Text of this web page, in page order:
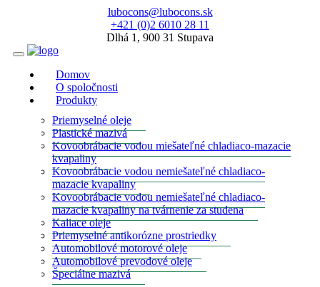
lubocons@lubocons.sk
+421 (0)2 6010 28 11
Dlhá 1, 900 31 Stupava
Domov
O spoločnosti
Produkty
Priemyselné oleje
Plastické mazivá
Kovoobrábacie vodou miešateľné chladiaco-mazacie
kvapaliny
Kovoobrábacie vodou nemiešateľné chladiaco-
mazacie kvapaliny
Kovoobrábacie vodou nemiešateľné chladiaco-
mazacie kvapaliny na tvárnenie za studena
Kaliace oleje
Priemyselné antikorózne prostriedky
Automobilové motorové oleje
Automobilové prevodové oleje
Špeciálne mazivá